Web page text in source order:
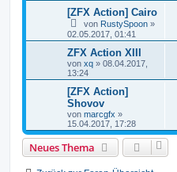
[ZFX Action] Cairo
von RustySpoon »
02.05.2017, 01:41
ZFX Action XIII
von xq » 08.04.2017,
13:24
[ZFX Action]
Shovov
von marcgfx »
15.04.2017, 17:28
Neues Thema